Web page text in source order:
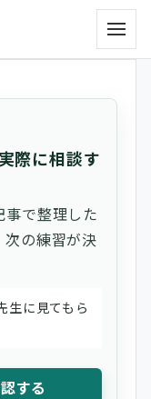
メニ
際に相談す
で整理した
の練習が決
生に見てもら
する